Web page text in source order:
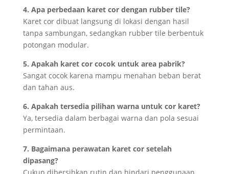
4. Apa perbedaan karet cor dengan rubber tile?
Karet cor dibuat langsung di lokasi dengan hasil
tanpa sambungan, sedangkan rubber tile berbentuk
potongan modular.
5. Apakah karet cor cocok untuk area pabrik?
Sangat cocok karena mampu menahan beban berat
dan tahan aus.
6. Apakah tersedia pilihan warna untuk cor karet?
Ya, tersedia dalam berbagai warna dan pola sesuai
permintaan.
7. Bagaimana perawatan karet cor setelah
dipasang?